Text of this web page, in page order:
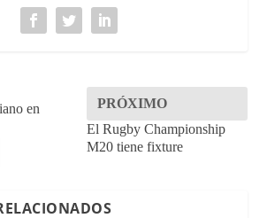
en
PRÓXIMO
El Rugby Championship
M20 tiene fixture